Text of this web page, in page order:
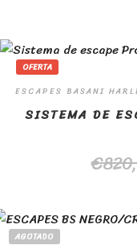
OFERTA
ESCAPES BASANI
SISTEMA DE
€
AGOTADO